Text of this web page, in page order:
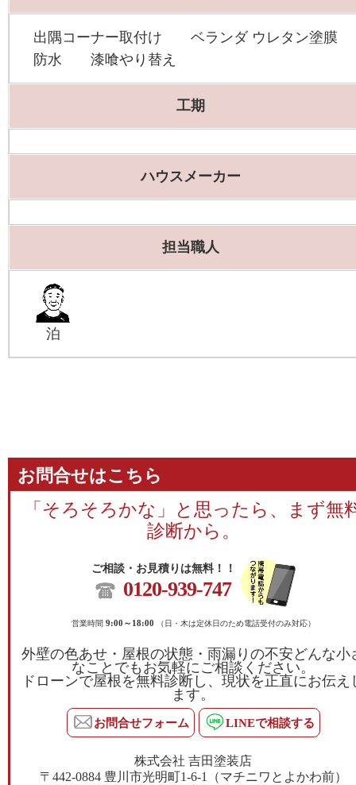
出隅コーナー取付け ベランダ ウレタン塗膜
防水 漆喰やり替え
工期
ハウスメーカー
担当職人
泊
お問合せはこちら
「そろそろかな」と思ったら、まず無
診断から。
ご相談・お見積りは無料！！
0120-939-747
営業時間 9:00～18:00 （日・木は定休日のため電話受付のみ対応）
外壁の色あせ・屋根の状態・雨漏りの不安どんな小
なことでもお気軽にご相談ください。
ドローンで屋根を無料診断し、現状を正直にお伝え
ます。
お問合せフォーム LINEで相談する
株式会社 吉田塗装店
〒442-0884 豊川市光明町1-6-1（マチニワとよかわ前）